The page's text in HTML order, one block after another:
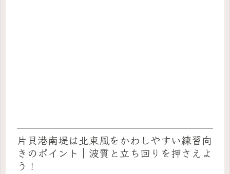
片貝港南堤は北東風をかわしやすい練習向
きのポイント｜波質と立ち回りを押さえよ
う！